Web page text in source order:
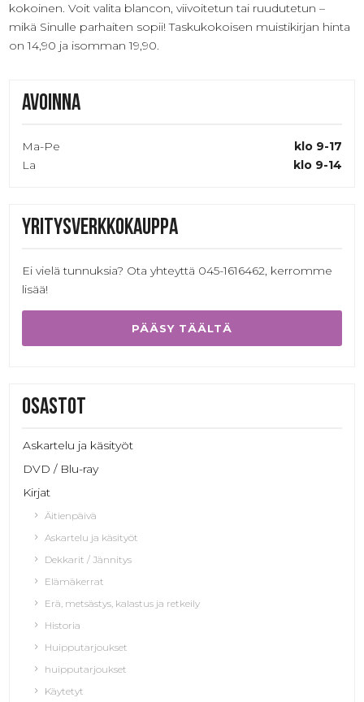
Avoinna
Ma-Pe
klo 9-17
La
klo 9-14
Yritysverkkokauppa
Ei vielä tunnuksia? Ota yhteyttä 045-1616462, kerromme
lisää!
PÄÄSY TÄÄLTÄ
Osastot
Askartelu ja käsityöt
DVD / Blu-ray
Kirjat
Äitienpäivä
Askartelu ja käsityöt
Dekkarit / Jännitys
Elämäkerrat
Erä, metsästys, kalastus ja retkeily
Historia
Huipputarjoukset
huipputarjoukset
Käytetyt
kokoinen. Voit valita blancon, viivoitetun tai ruudutetun –
mikä Sinulle parhaiten sopii! Taskukokoisen muistikirjan hinta
on 14,90 ja isomman 19,90.